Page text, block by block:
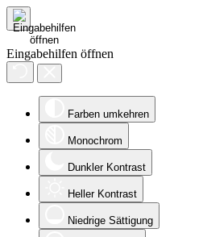
Eingabehilfen öffnen
Farben umkehren
Monochrom
Dunkler Kontrast
Heller Kontrast
Niedrige Sättigung